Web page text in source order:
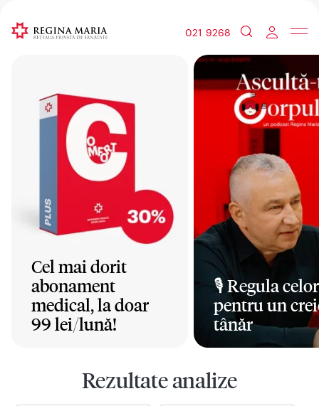
021 9268
Cel mai dorit
abonament
medical, la doar
99 lei/lună!
🎙️ Regula
pentru un
tânăr
Rezultate analize